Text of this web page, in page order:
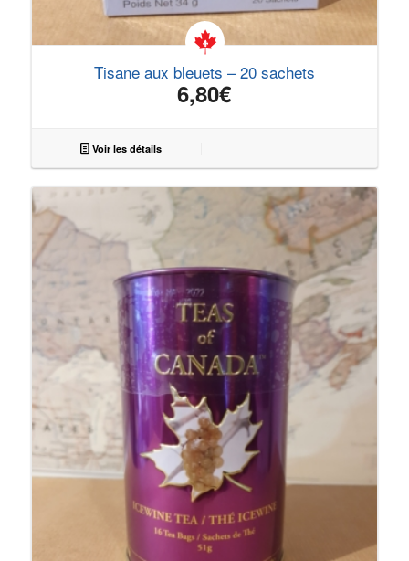
Tisane aux bleuets – 20 sachets
6,80€
Voir les détails